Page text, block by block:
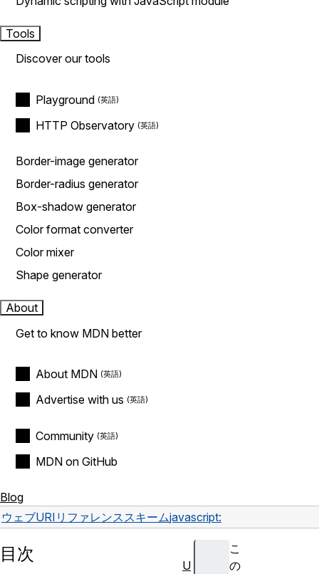
Tools
Discover our tools
Playground
HTTP Observatory
Border-image generator
Border-radius generator
Box-shadow generator
Color format converter
Color mixer
Shape generator
About
Get to know MDN better
About MDN
Advertise with us
Community
MDN on GitHub
Blog
ウェブURI リファレンススキームjavascript:
こ
の
目次
U